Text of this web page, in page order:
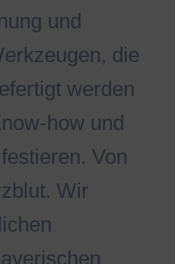
und
die
werden
how und
Von
Wir